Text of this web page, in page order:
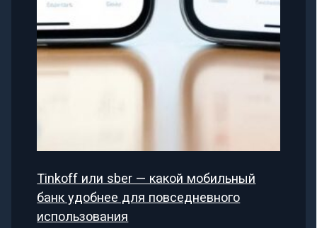
Tinkoff или sber — какой мобильный
банк удобнее для повседневного
использования